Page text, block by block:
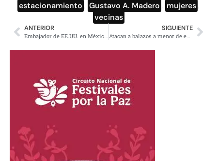
estacionamiento
Gustavo A. Madero mujeres
vecinas
ANTERIOR
Embajador de EE.UU. en México espera que AMLO asista a Cumbre de las Américas
SIGUIENTE
Atacan a balazos a menor de edad en León, Guanajuato; lo reportan como grave